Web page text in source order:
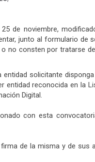
de noviembre,
junto al formulario
consten por tratarse
solicitante
reconocida en la
Digital.
con esta
de la misma y de sus